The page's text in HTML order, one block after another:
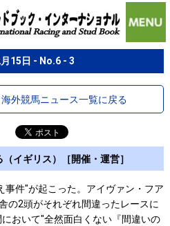
15日 - No.6 - 3
海外競馬ニュース一覧に戻る
イギリス）［開催・運営］
件"が起こった。アイヴァン・フア
の2頭がそれぞれ間違ったレースに
おいて"全然面白くない『間違いの